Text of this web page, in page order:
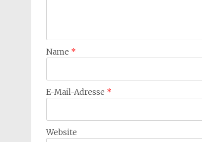
Name *
E-Mail-Adresse *
Website